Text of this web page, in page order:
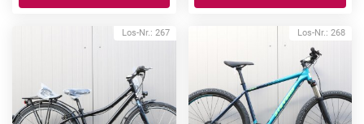
Los-Nr.: 267 Los-Nr.: 268